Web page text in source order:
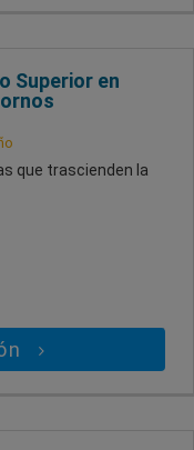
Superior en
que trascienden la